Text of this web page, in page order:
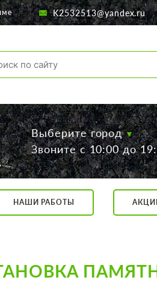
K2532513@yandex.ru
Выберите город
Звоните с 10:00 до
НАШИ РАБОТЫ